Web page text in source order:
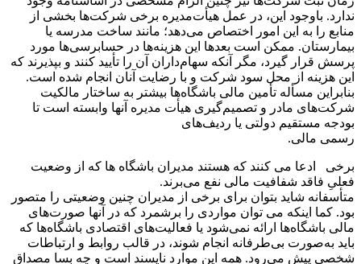
ندارد. باوجود این، در عمل هیأت‌مدیره برخی شرکت‌ها بخشی از
منابع را به این امور اختصاص می‌دهد؛ مانند ساخت مدرسه یا
بیمارستان. ممکن است بعدها این هزینه‌ها در حسابرسی‌ها مورد
پرسش قرار گیرد، مگر آنکه سهام‌داران آن را تأیید کنند و بپذیرند که
این هزینه از محل سود شرکت و با رضایت آنان انجام شده است.
بنابراین مسأله تأمین مالی باشگاه‌ها بیشتر به ساختار مالکیت
شرکت‌های مادر و تصمیم‌گیری هیأت مدیره آنها وابسته است تا
بودجه مستقیم دولتی یا ردیف‌های
رسمی مالی.
برخی ادعا می کنند که هستند مدیران باشگاه ها که از وضعیت
فعلیِ فاقد شفافیت مالی نفع می‌برند.
متأسفانه شاید بتوان برای برخی از مدیران چنین وضعیتی را متصور
بود. کما اینکه می توان مواردی را برشمرد که در آنها صورت‌های
مالی باشگاه‌ها ارائه نمی‌شود یا فعالیت‌های اقتصادی باشگاه‌ها که
باید به‌صورت بی‌طرفانه انجام شوند، در قالب روابط و ارتباطات
شخصی پیش می‌رود. همه این موارد ناپسند است و چه بسا مصداق